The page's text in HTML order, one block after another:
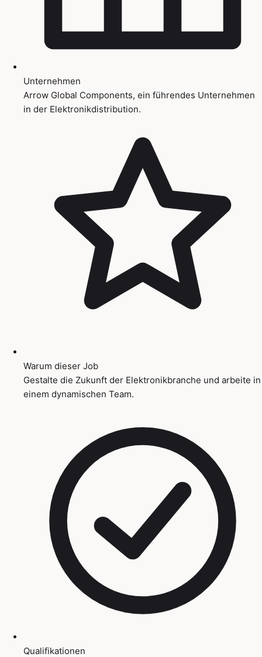
Unternehmen
Arrow Global Components, ein führendes Unternehmen
in der Elektronikdistribution.
Warum dieser Job
Gestalte die Zukunft der Elektronikbranche und arbeite in
einem dynamischen Team.
Qualifikationen